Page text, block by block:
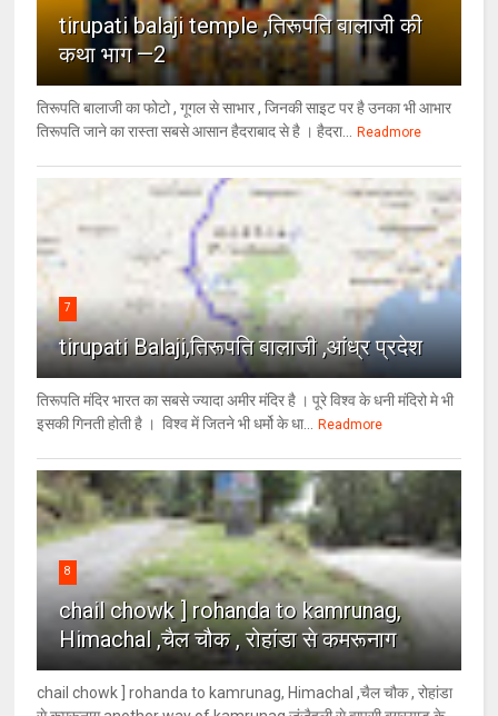
tirupati balaji temple ,तिरूपति बालाजी की
कथा भाग —2
तिरूपति बालाजी का फोटो , गूगल से साभार , ​जिनकी साइट पर है उनका भी आभार
तिरूपति जाने का रास्ता सबसे आसान हैदराबाद से है । हैदरा...
Readmore
7
tirupati Balaji,तिरूपति बालाजी ,आंध्र प्रदेश
तिरूपति मंदिर भारत का सबसे ज्यादा अमीर मंदिर है । पूरे विश्व के धनी मंदिरो मे भी
इसकी गिनती होती है । विश्व में जितने भी धर्मो के धा...
Readmore
8
chail chowk ] rohanda to kamrunag,
Himachal ,चैल चौक , रोहांडा से कमरूनाग
chail chowk ] rohanda to kamrunag, Himachal ,चैल चौक , रोहांडा